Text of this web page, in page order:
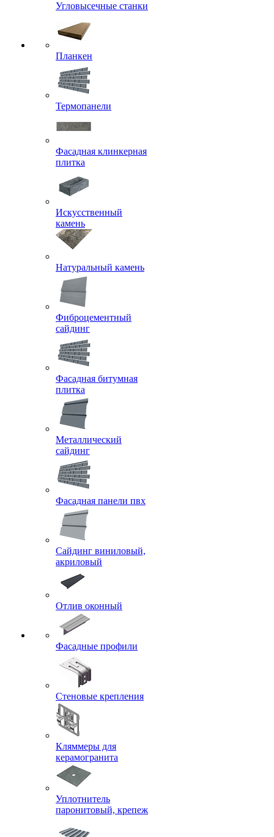
Угловысечные станки
Планкен
Термопанели
Фасадная клинкерная
плитка
Искусственный
камень
Натуральный камень
Фиброцементный
сайдинг
Фасадная битумная
плитка
Металлический
сайдинг
Фасадная панели пвх
Сайдинг виниловый,
акриловый
Отлив оконный
Фасадные профили
Стеновые крепления
Кляммеры для
керамогранита
Уплотнитель
паронитовый, крепеж